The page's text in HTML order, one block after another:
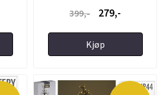
399,-
279,-
Kjøp